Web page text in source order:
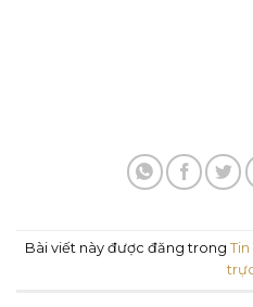
Bài viết này được đăng trong Tin